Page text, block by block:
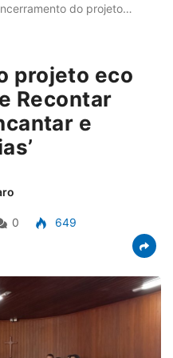
do projeto…
projeto eco
Recontar
e
0
649